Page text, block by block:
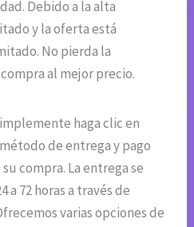
Debido a la alta
y la oferta está
No pierda la
al mejor precio.
haga clic en
de entrega y pago
compra. La entrega se
a 72 horas a través de
varias opciones de